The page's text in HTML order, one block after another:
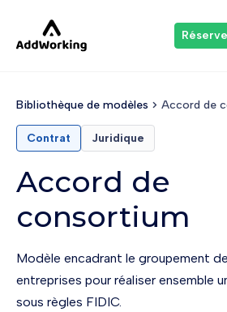
Bibliothèque de modèles Accord de
Contrat Juridique
Accord de
consortium
Modèle encadrant le groupement
entreprises pour réaliser ensemble
sous règles FIDIC.